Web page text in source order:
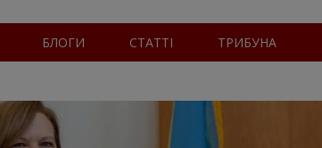
БЛОГИ СТАТТІ ТРИБУНА